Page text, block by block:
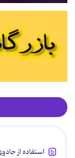
استفاده از